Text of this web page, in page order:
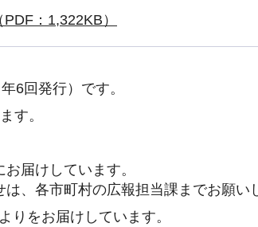
：1,322KB）
6回発行）です。
す。
届けしています。
、各市町村の広報担当課までお願い
りをお届けしています。